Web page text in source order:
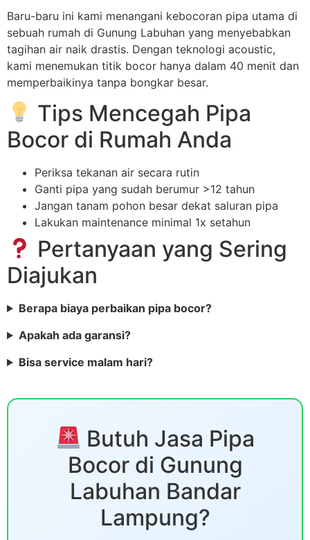
Baru-baru ini kami menangani kebocoran pipa utama di
sebuah rumah di Gunung Labuhan yang menyebabkan
tagihan air naik drastis. Dengan teknologi acoustic,
kami menemukan titik bocor hanya dalam 40 menit dan
memperbaikinya tanpa bongkar besar.
Tips Mencegah Pipa
Bocor di Rumah Anda
Periksa tekanan air secara rutin
Ganti pipa yang sudah berumur >12 tahun
Jangan tanam pohon besar dekat saluran pipa
Lakukan maintenance minimal 1x setahun
Pertanyaan yang Sering
Diajukan
Berapa biaya perbaikan pipa bocor?
Apakah ada garansi?
Bisa service malam hari?
Butuh Jasa Pipa
Bocor di Gunung
Labuhan Bandar
Lampung?